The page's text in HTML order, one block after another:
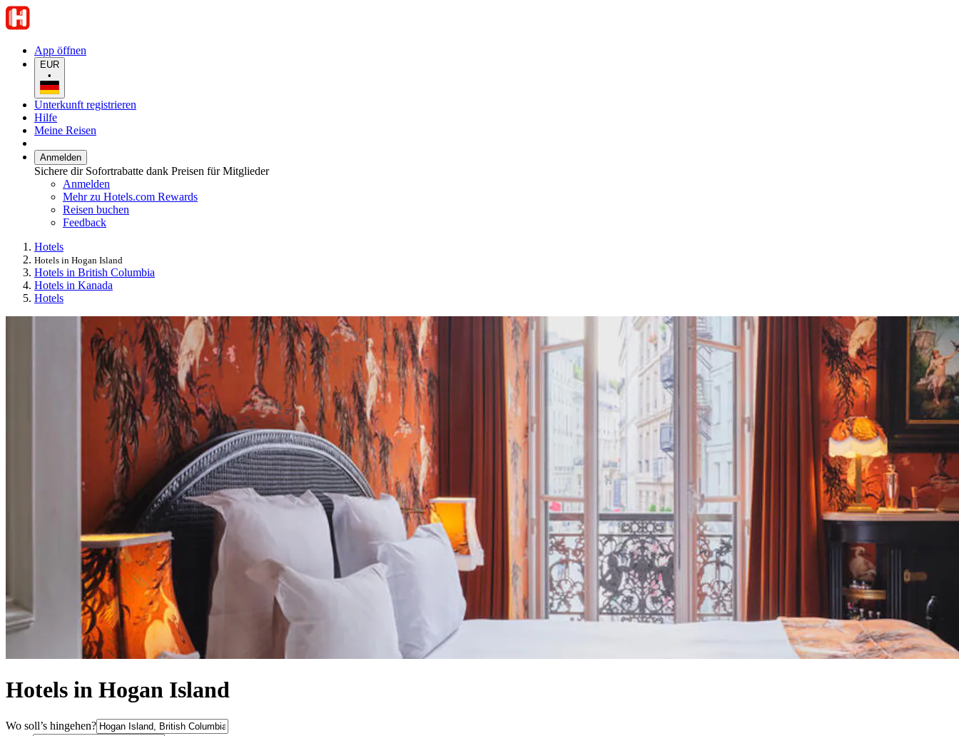
App öffnen
EUR
•
Unterkunft registrieren
Hilfe
Meine Reisen
Anmelden
Sichere dir Sofortrabatte dank Preisen für Mitglieder
Anmelden
Mehr zu Hotels.com Rewards
Reisen buchen
Feedback
Hotels
Hotels in Hogan Island
Hotels in British Columbia
Hotels in Kanada
Hotels
Hotels in Hogan Island
Wo soll’s hingehen?